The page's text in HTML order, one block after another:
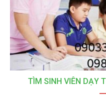
TÌM SINH VIÊN DẠY